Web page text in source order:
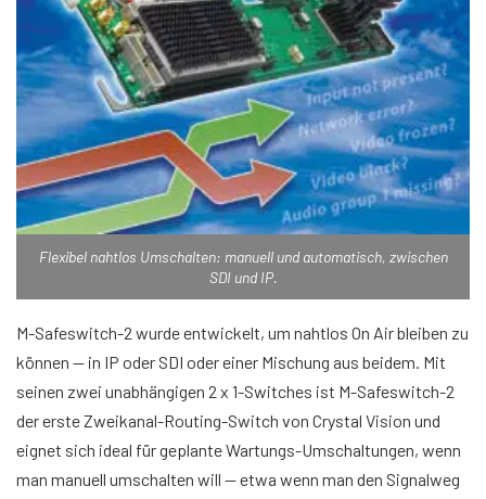
Flexibel nahtlos Umschalten: manuell und automatisch, zwischen
SDI und IP.
M-Safeswitch-2 wurde entwickelt, um nahtlos On Air bleiben zu
können — in IP oder SDI oder einer Mischung aus beidem. Mit
seinen zwei unabhängigen 2 x 1-Switches ist M-Safeswitch-2
der erste Zweikanal-Routing-Switch von Crystal Vision und
eignet sich ideal für geplante Wartungs-Umschaltungen, wenn
man manuell umschalten will — etwa wenn man den Signalweg